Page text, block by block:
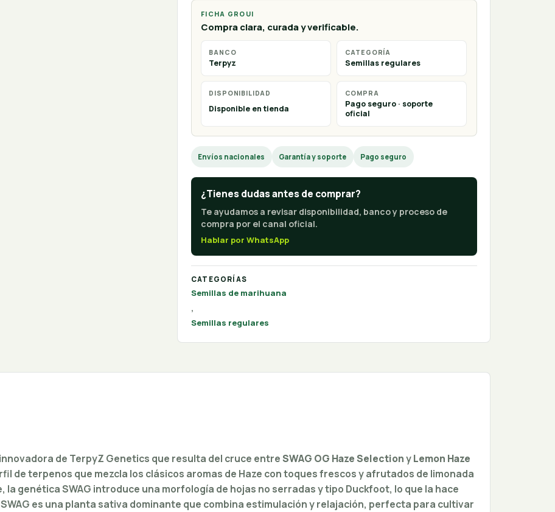
FICHA GROUI
Compra clara, curada y verificable.
BANCO
Terpyz
CATEGORÍA
Semillas regulares
DISPONIBILIDAD
Disponible en tienda
COMPRA
Pago seguro · soporte
oficial
Envíos nacionales Garantía y soporte Pago seguro
¿Tienes dudas antes de comprar?
Te ayudamos a revisar disponibilidad, banco y proceso de
compra por el canal oficial.
Hablar por WhatsApp
CATEGORÍAS
Semillas de marihuana
,
Semillas regulares
de TerpyZ Genetics que resulta del cruce entreSWAG OG Haze SelectionyLemon Haze
de terpenos que mezcla los clásicos aromas de Haze con toques frescos y afrutados de limonada
la genética SWAG introduce una morfología de hojas no serradas y tipo Duckfoot, lo que la hace
es una planta sativa dominante que combina estimulación y relajación, perfecta para cultivar